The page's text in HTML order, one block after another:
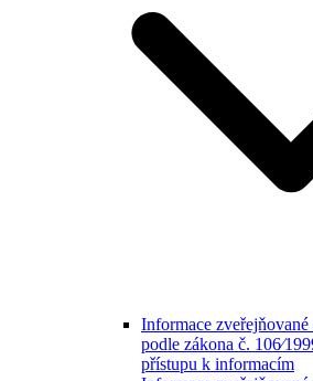
Informace
podle zákona č.
přístupu k informacím